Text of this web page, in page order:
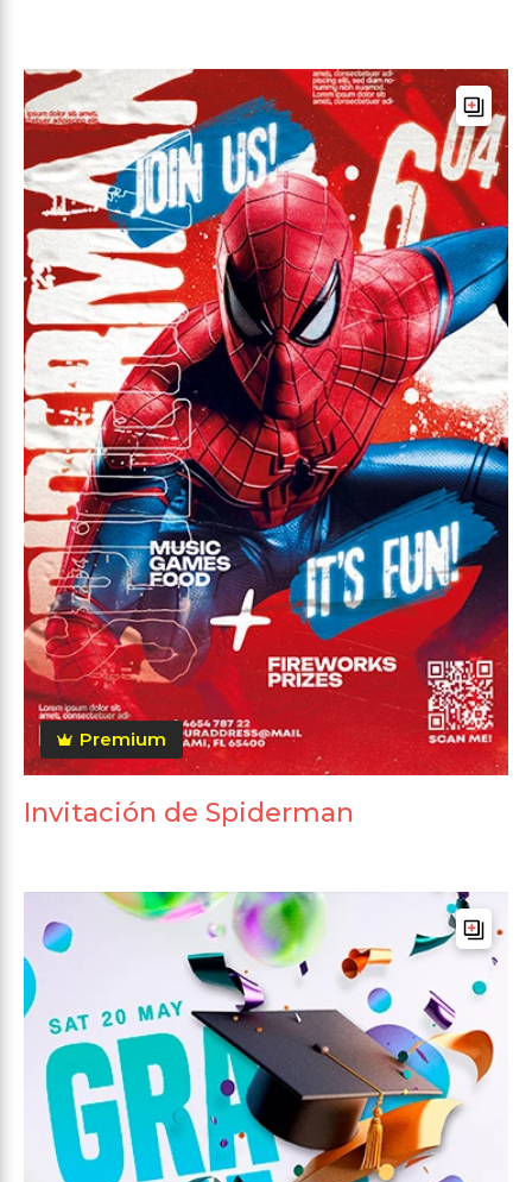
Premium
Invitación de Spiderman